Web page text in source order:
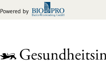
Powered by